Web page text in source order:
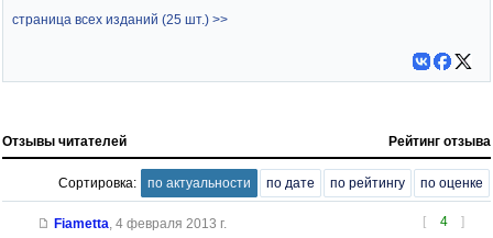
страница всех изданий (25 шт.) >>
Отзывы читателей Рейтинг отзыва
Сортировка: по актуальности по дате по рейтингу по оценке
[ 4 ]
Fiametta 4 февраля 2013 г.